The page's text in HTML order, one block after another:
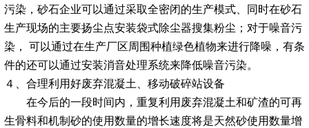
污染，砂石企业可以通过采取全密闭的生产模式、同时在砂石
生产现场的主要扬尘点安装袋式除尘器搜集粉尘；对于噪音污
染， 可以通过在生产厂区周围种植绿色植物来进行降噪，有条
件的还可以通过安装消音处理系统来降低噪音污染。
４、合理利用好废弃混凝土、移动破碎站设备
在今后的一段时间内，重复利用废弃混凝土和矿渣的可再
生骨料和机制砂的使用数量的增长速度将是天然砂使用数量增